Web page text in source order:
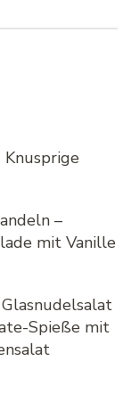
Knusprige
–
mit Vanille
Spieße mit